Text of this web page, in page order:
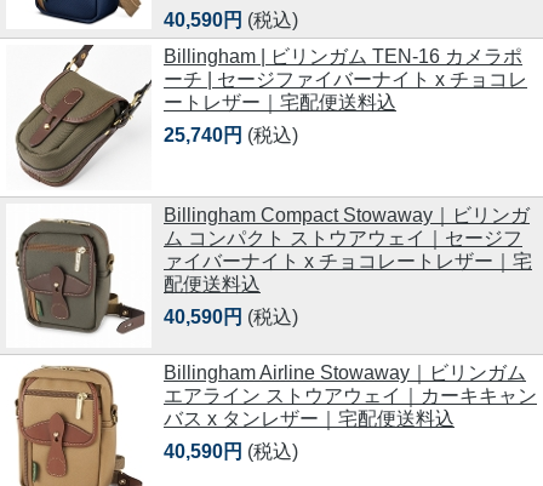
40,590円 (税込)
Billingham | ビリンガム TEN-16 カメラポ
ーチ | セージファイバーナイト x チョコレ
ートレザー｜宅配便送料込
25,740円 (税込)
Billingham Compact Stowaway｜ビリンガ
ム コンパクト ストウアウェイ｜セージフ
ァイバーナイト x チョコレートレザー｜宅
配便送料込
40,590円 (税込)
Billingham Airline Stowaway｜ビリンガム
エアライン ストウアウェイ｜カーキキャン
バス x タンレザー｜宅配便送料込
40,590円 (税込)